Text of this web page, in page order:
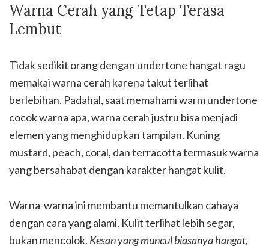
Warna Cerah yang Tetap Terasa
Lembut
Tidak sedikit orang dengan undertone hangat ragu
memakai warna cerah karena takut terlihat
berlebihan. Padahal, saat memahami warm undertone
cocok warna apa, warna cerah justru bisa menjadi
elemen yang menghidupkan tampilan. Kuning
mustard, peach, coral, dan terracotta termasuk warna
yang bersahabat dengan karakter hangat kulit.
Warna-warna ini membantu memantulkan cahaya
dengan cara yang alami. Kulit terlihat lebih segar,
bukan mencolok. Kesan yang muncul biasanya hangat,